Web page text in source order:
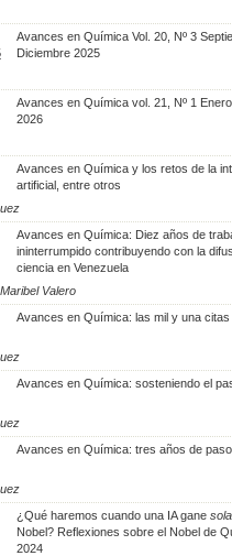
Avances en Química Vol. 20, Nº 3
Diciembre 2025
Avances en Química vol. 21, Nº 1
2026
Avances en Química y los retos de la
artificial, entre otros
Avances en Química: Diez años de
ininterrumpido contribuyendo con la
ciencia en Venezuela
Valero
Avances en Química: las mil y una citas
Avances en Química: sosteniendo el
Avances en Química: tres años de
¿Qué haremos cuando una IA gane sola
Nobel? Reflexiones sobre el Nobel de
2024